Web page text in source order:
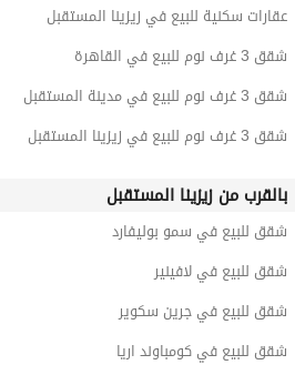
عقارات سكنية للبيع في زيزينا المستقبل
شقق 3 غرف نوم للبيع في القاهرة
شقق 3 غرف نوم للبيع في مدينة المستقبل
شقق 3 غرف نوم للبيع في زيزينا المستقبل
بالقرب من زيزينا المستقبل
شقق للبيع في سمو بوليفارد
شقق للبيع في لافينير
شقق للبيع في جرين سكوير
شقق للبيع في كومباوند اريا